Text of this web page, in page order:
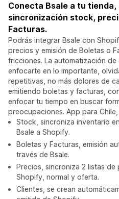
Conecta Bsale a tu
sincronización stock,
Facturas.
Podrás integrar Bsale con
precios y emisión de Boletas o
fricciones. La automatización
enfocarte en lo importante,
repetitivas, no más dolores de
emitiendo boletas y facturas,
enfocar tu tiempo en buscar
preocupaciones. App para
Stock, sincroniza inventario
Bsale a Shopify.
Boletas y Facturas, emisión
través de Bsale.
Precios, sincroniza 2 listas de
Shopify, normal y oferta.
Clientes, se crean